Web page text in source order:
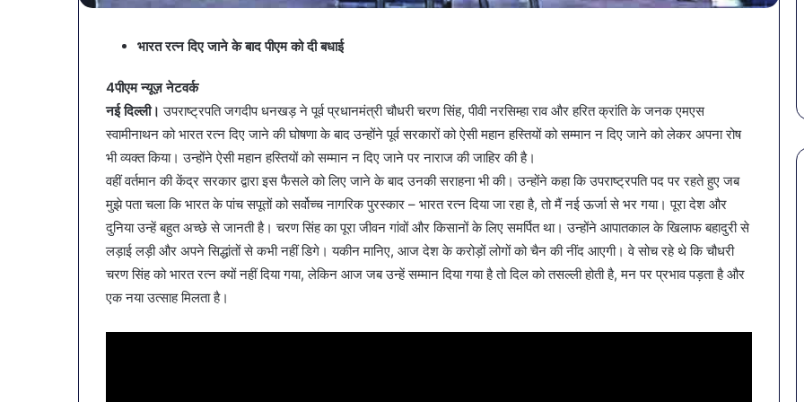
भारत रत्न दिए जाने के बाद पीएम को दी बधाई
4पीएम न्यूज़ नेटवर्क
नई दिल्ली। उपराष्ट्रपति जगदीप धनखड़ ने पूर्व प्रधानमंत्री चौधरी चरण सिंह, पीवी नरसिम्हा राव और हरित क्रांति के जनक एमएस
स्वामीनाथन को भारत रत्न दिए जाने की घोषणा के बाद उन्होंने पूर्व सरकारों को ऐसी महान हस्तियों को सम्मान न दिए जाने को लेकर अपना रोष
भी व्यक्त किया। उन्होंने ऐसी महान हस्तियों को सम्मान न दिए जाने पर नाराज की जाहिर की है।
वहीं वर्तमान की केंद्र सरकार द्वारा इस फैसले को लिए जाने के बाद उनकी सराहना भी की। उन्होंने कहा कि उपराष्ट्रपति पद पर रहते हुए जब
मुझे पता चला कि भारत के पांच सपूतों को सर्वोच्च नागरिक पुरस्कार – भारत रत्न दिया जा रहा है, तो मैं नई ऊर्जा से भर गया। पूरा देश और
दुनिया उन्हें बहुत अच्छे से जानती है। चरण सिंह का पूरा जीवन गांवों और किसानों के लिए समर्पित था। उन्होंने आपातकाल के खिलाफ बहादुरी से
लड़ाई लड़ी और अपने सिद्धांतों से कभी नहीं डिगे। यकीन मानिए, आज देश के करोड़ों लोगों को चैन की नींद आएगी। वे सोच रहे थे कि चौधरी
चरण सिंह को भारत रत्न क्यों नहीं दिया गया, लेकिन आज जब उन्हें सम्मान दिया गया है तो दिल को तसल्ली होती है, मन पर प्रभाव पड़ता है और
एक नया उत्साह मिलता है।
ट्रेडर्स
पहली
बैठक,
केजरीवाल–
मान
का
बड़ा
कदम
व्यापारियों को राहत की पहल: SAS
बैठक, केजरीवाल–मान का बड़ा
करें
ये
March 30, 2026